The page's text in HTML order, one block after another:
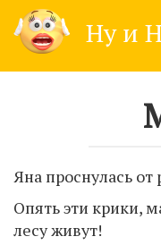
content
Ну и
Яна проснулась от
Опять эти крики,
лесу живут!